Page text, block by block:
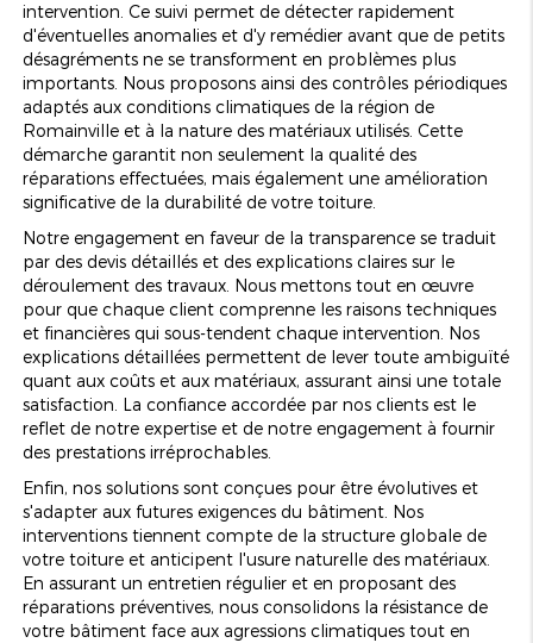
intervention. Ce suivi permet de détecter rapidement
d'éventuelles anomalies et d'y remédier avant que de petits
désagréments ne se transforment en problèmes plus
importants. Nous proposons ainsi des contrôles périodiques
adaptés aux conditions climatiques de la région de
Romainville et à la nature des matériaux utilisés. Cette
démarche garantit non seulement la qualité des
réparations effectuées, mais également une amélioration
significative de la durabilité de votre toiture.
Notre engagement en faveur de la transparence se traduit
par des devis détaillés et des explications claires sur le
déroulement des travaux. Nous mettons tout en œuvre
pour que chaque client comprenne les raisons techniques
et financières qui sous-tendent chaque intervention. Nos
explications détaillées permettent de lever toute ambiguïté
quant aux coûts et aux matériaux, assurant ainsi une totale
satisfaction. La confiance accordée par nos clients est le
reflet de notre expertise et de notre engagement à fournir
des prestations irréprochables.
Enfin, nos solutions sont conçues pour être évolutives et
s'adapter aux futures exigences du bâtiment. Nos
interventions tiennent compte de la structure globale de
votre toiture et anticipent l'usure naturelle des matériaux.
En assurant un entretien régulier et en proposant des
réparations préventives, nous consolidons la résistance de
votre bâtiment face aux agressions climatiques tout en